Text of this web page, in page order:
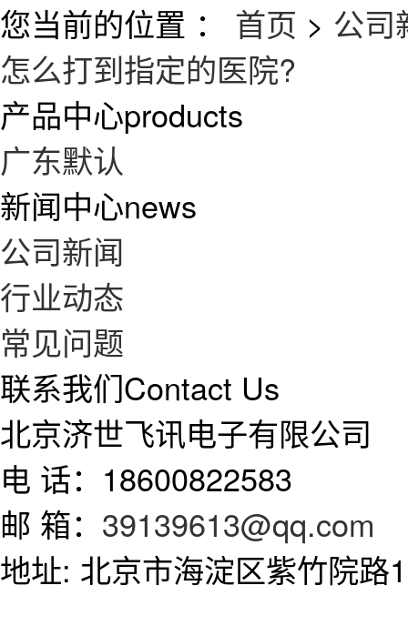
您当前的位置 ： 首页 > 公司
怎么打到指定的医院?
产品中心products
广东默认
新闻中心news
公司新闻
行业动态
常见问题
联系我们Contact Us
北京济世飞讯电子有限公司
电 话：18600822583
邮 箱： 39139613@qq.com
地址: 北京市海淀区紫竹院路